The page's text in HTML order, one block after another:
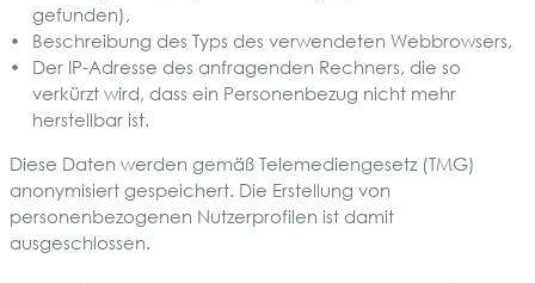
gefunden),
Beschreibung des Typs des verwendeten Webbrowsers,
Der IP-Adresse des anfragenden Rechners, die so
verkürzt wird, dass ein Personenbezug nicht mehr
herstellbar ist.
Diese Daten werden gemäß Telemediengesetz (TMG)
anonymisiert gespeichert. Die Erstellung von
personenbezogenen Nutzerprofilen ist damit
ausgeschlossen.